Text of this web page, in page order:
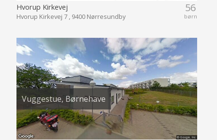
56
børn
Hvorup Kirkevej
Hvorup Kirkevej 7 , 9400 Nørresundby
Vuggestue, Børnehave